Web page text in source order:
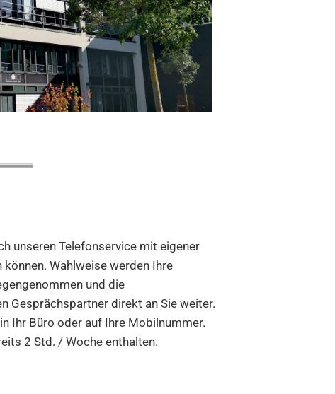
unseren Telefonservice mit eigener
können. Wahlweise werden Ihre
und die
Gesprächspartner direkt an Sie weiter.
Ihr Büro oder auf Ihre Mobilnummer.
2 Std. / Woche enthalten.